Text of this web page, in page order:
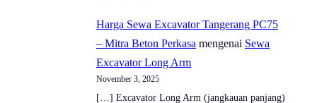
Harga Sewa Excavator Tangerang PC75
– Mitra Beton Perkasa mengenai Sewa
Excavator Long Arm
November 3, 2025
[…] Excavator Long Arm (jangkauan panjang)